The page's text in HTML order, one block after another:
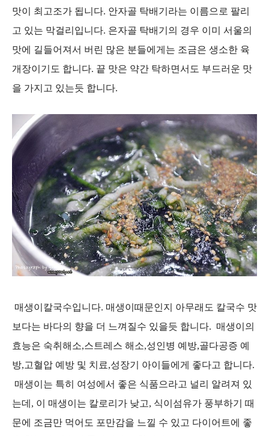
맛이 최고조가 됩니다. 안자골 탁배기라는 이름으로 팔리
고 있는 막걸리입니다. 은자골 탁배기의 경우 이미 서울의
맛에 길들어져서 버린 많은 분들에게는 조금은 생소한 육
개장이기도 합니다. 끝 맛은 약간 탁하면서도 부드러운 맛
을 가지고 있는듯 합니다.
매생이칼국수입니다. 매생이때문인지 아무래도 칼국수 맛
보다는 바다의 향을 더 느껴질수 있을듯 합니다. 매생이의
효능은 숙취해소,스트레스 해소,성인병 예방,골다공증 예
방,고혈압 예방 및 치료,성장기 아이들에게 좋다고 합니다.
매생이는 특히 여성에서 좋은 식품으라고 널리 알려져 있
는데, 이 매생이는 칼로리가 낮고, 식이섬유가 풍부하기 때
문에 조금만 먹어도 포만감을 느낄 수 있고 다이어트에 좋